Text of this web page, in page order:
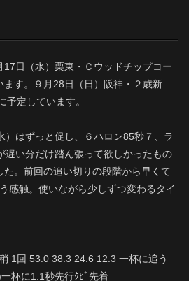
17日（水）栗東・Ｃウッドチップコー
ます。９月28日（日）阪神・２歳新
予定しています。
はずっと促し、６ハロン85秒７、ラ
遅い分だけ踏ん張って欲しかったもの
。前回の追い切りの段階から早くて
感触。使いながら少しずつ変わるタイ
1回 53.0 38.3 24.6 12.3 一杯に追う
杯に1.1秒先行ｸﾋﾞ先着